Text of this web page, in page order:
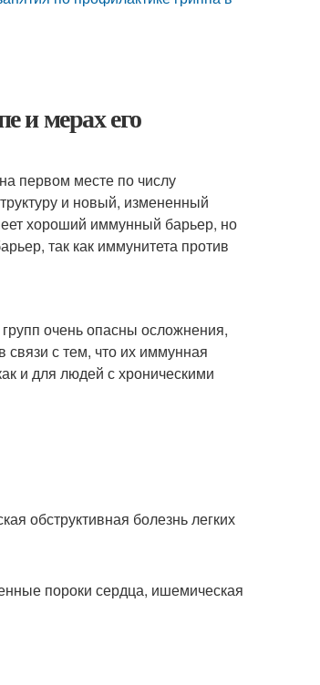
и мерах его
первом месте по числу
и новый, измененный
хороший иммунный барьер, но
так как иммунитета против
очень опасны осложнения,
связи с тем, что их иммунная
и для людей с хроническими
обструктивная болезнь легких
пороки сердца, ишемическая